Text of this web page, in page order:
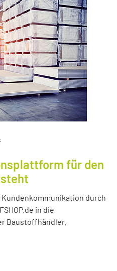
für den
durch
in die
Baustoffhändler.